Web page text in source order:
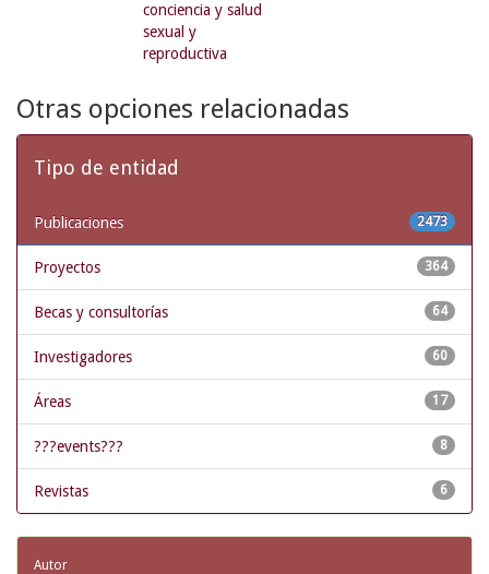
conciencia y salud
sexual y
reproductiva
Otras opciones relacionadas
Tipo de entidad
2473
Publicaciones
364
Proyectos
64
Becas y consultorías
60
Investigadores
17
Áreas
8
???events???
6
Revistas
Autor